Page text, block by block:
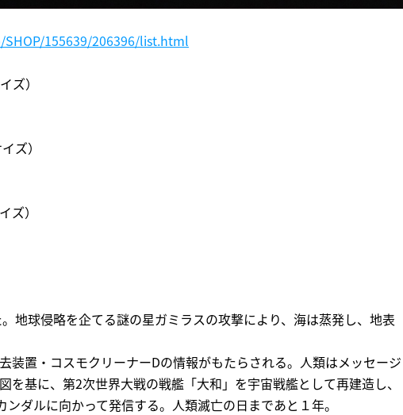
155639/206396/list.html
ズ）
ズ）
）
地球侵略を企てる謎の星ガミラスの攻撃により、海は蒸発し、地表
装置・コスモクリーナーDの情報がもたらされる。人類はメッセージ
を基に、第2次世界大戦の戦艦「大和」を宇宙戦艦として再建造し、
ダルに向かって発信する。人類滅亡の日まであと１年。